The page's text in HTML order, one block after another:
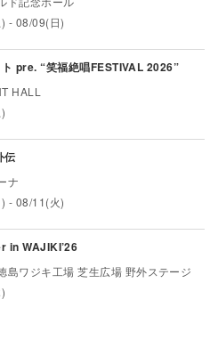
- 08/09(日)
pre. “笑福絶唱FESTIVAL 2026”
HALL
伝
ナ
- 08/11(火)
in WAJIKI’26
島ワジキ工場 芝生広場 野外ステージ